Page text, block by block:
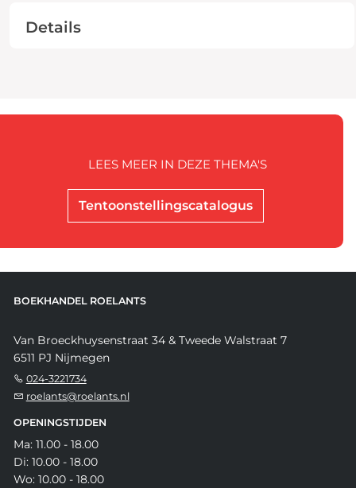
Details
Tentoonstellingscatalogus
LEES MEER IN DEZE THEMA'S
BOEKHANDEL ROELANTS
Van Broeckhuysenstraat 34 & Tweede Walstraat 7
6511 PJ Nijmegen
024-3221734
roelants@roelants.nl
OPENINGSTIJDEN
Ma: 11.00 - 18.00
Di: 10.00 - 18.00
Wo: 10.00 - 18.00